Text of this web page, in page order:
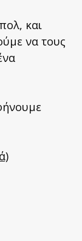
και
να τους